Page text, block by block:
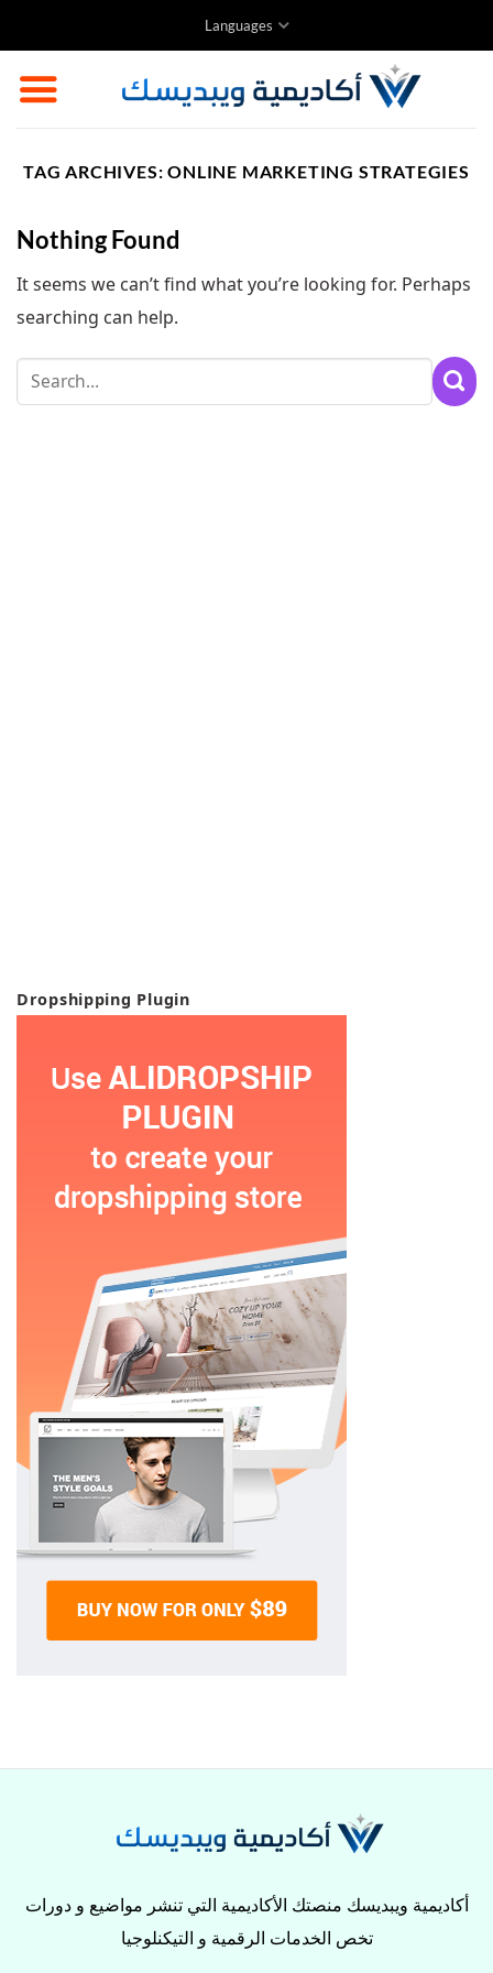
to
content
Languages
TAG ARCHIVES:ONLINE MARKETING STRATEGIES
Nothing Found
It seems we can’t find what you’re looking for. Perhaps
searching can help.
Dropshipping Plugin
أكاديمية ويبديسك منصتك الأكاديمية التي تنشر مواضيع و دورات
تخص الخدمات الرقمية و التيكنلوجيا